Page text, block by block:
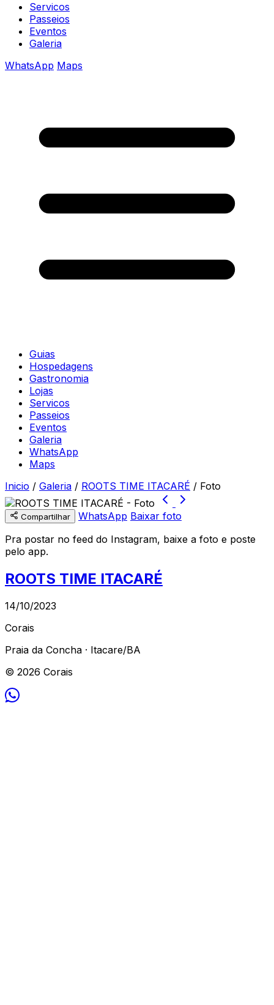
Servicos
Passeios
Eventos
Galeria
WhatsApp Maps
Guias
Hospedagens
Gastronomia
Lojas
Servicos
Passeios
Eventos
Galeria
WhatsApp
Maps
Inicio / Galeria / ROOTS TIME ITACARÉ / Foto
Compartilhar WhatsApp Baixar foto
Pra postar no feed do Instagram, baixe a foto e poste
pelo app.
ROOTS TIME ITACARÉ
14/10/2023
Corais
Praia da Concha · Itacare/BA
© 2026 Corais